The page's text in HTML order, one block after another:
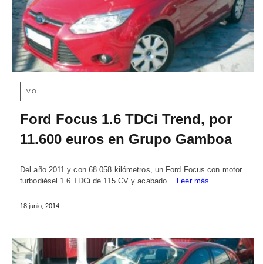
VO
Ford Focus 1.6 TDCi Trend, por
11.600 euros en Grupo Gamboa
Del año 2011 y con 68.058 kilómetros, un Ford Focus con motor
turbodiésel 1.6 TDCi de 115 CV y acabado… Leer más
18 junio, 2014